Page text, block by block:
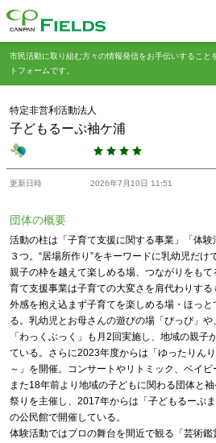
市民活動に取り組む方々の情報発信をお手伝いすること
トフォームです。
特定非営利活動法人
子どもるーぷ袖ケ浦
更新日時 2026年7月10日 11:51
団体の概要
活動の柱は「子育て支援に関する事業」「体
３つ。“居場所作り”をキーワードに乳幼児だ
親子の枠を越えて楽しめる場、つながりをも
育て支援事業は子育ての大変さを肩代わりす
外感を抱え込まず子育てを楽しめる場・ほっ
る。乳幼児とお母さんの遊びの場「ぴっぴ」
「わっくぶっく」も月2回実施し、地域の親子
ている。さらに2023年度からは「ゆったりん
～」を開催。コンサートやリトミック、ベイビ
また18年前より地域の子どもに関わる団体と
祭りを主催し、2017年からは「子どもるーぷ
の公民館で開催している。
体験活動ではプロの舞台を間近で観る「芸術